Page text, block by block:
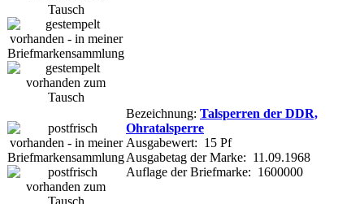
Bezeichnung: Talsperren der DDR,
Ohratalsperre
Ausgabewert: 15 Pf
Ausgabetag der Marke: 11.09.1968
Auflage der Briefmarke: 1600000